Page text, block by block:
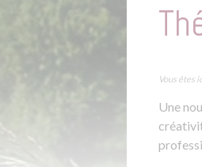
Vous êtes
Une